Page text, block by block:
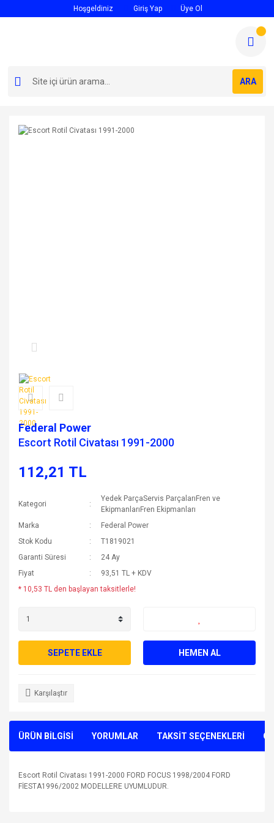
Hoşgeldiniz Giriş Yap Üye Ol
ARA
Federal Power
Escort Rotil Civatası 1991-2000
112,21 TL
Kategori
Yedek ParçaServis ParçalarıFren ve
EkipmanlarıFren Ekipmanları
Marka
Federal Power
Stok Kodu
T1819021
Garanti Süresi
24 Ay
Fiyat
93,51 TL + KDV
* 10,53 TL den başlayan taksitlerle!
SEPETE EKLE HEMEN AL
Karşılaştır
ÜRÜN BİLGİSİ YORUMLAR TAKSİT SEÇENEKLERİ
Escort Rotil Civatası 1991-2000 FORD FOCUS 1998/2004 FORD
FİESTA1996/2002 MODELLERE UYUMLUDUR.